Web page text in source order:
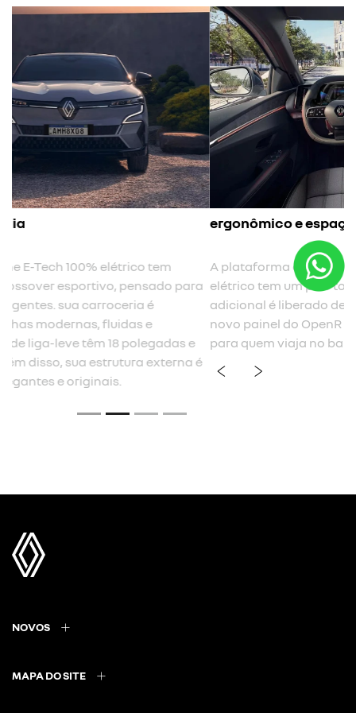
ergonômico e espaçoso
A plataforma exclusiva do Megane E-Tech 100%
elétrico tem um piso totalmente plano. um espaço
adicional é liberado devido à estrutura ampliada e ao
novo painel do OpenR superfino. é muito mais conforto
para quem viaja no banco traseiro.
previousnext
Máxima experiência ao dirigir
POLÍTICA DE PRIVACIDADE